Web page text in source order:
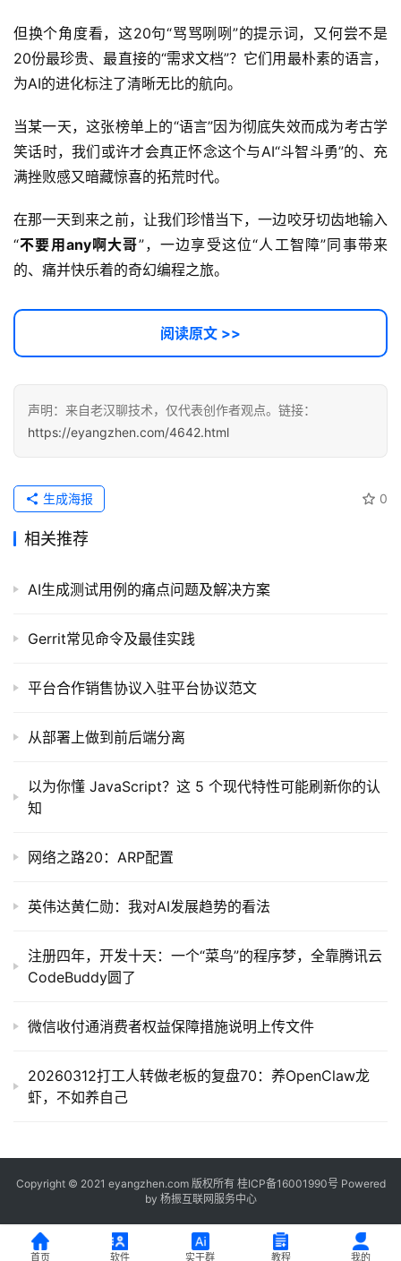
但换个角度看，这20句“骂骂咧咧”的提示词，又何尝不是
20份最珍贵、最直接的“需求文档”？它们用最朴素的语言，
为AI的进化标注了清晰无比的航向。
当某一天，这张榜单上的“语言”因为彻底失效而成为考古学
笑话时，我们或许才会真正怀念这个与AI“斗智斗勇”的、充
满挫败感又暗藏惊喜的拓荒时代。
在那一天到来之前，让我们珍惜当下，一边咬牙切齿地输入
“不要用any啊大哥”，一边享受这位“人工智障”同事带来
的、痛并快乐着的奇幻编程之旅。
阅读原文 >>
声明：来自老汉聊技术，仅代表创作者观点。链接：
https://eyangzhen.com/4642.html
0
生成海报
相关推荐
AI生成测试用例的痛点问题及解决方案
Gerrit常见命令及最佳实践
平台合作销售协议入驻平台协议范文
从部署上做到前后端分离
以为你懂 JavaScript？这 5 个现代特性可能刷新你的认
知
网络之路20：ARP配置
英伟达黄仁勋：我对AI发展趋势的看法
注册四年，开发十天：一个“菜鸟”的程序梦，全靠腾讯云
CodeBuddy圆了
微信收付通消费者权益保障措施说明上传文件
20260312打工人转做老板的复盘70：养OpenClaw龙
虾，不如养自己
Copyright © 2021 eyangzhen.com 版权所有 桂ICP备16001990号 Powered
by 杨振互联网服务中心
首页 软件 实干群 教程 我的